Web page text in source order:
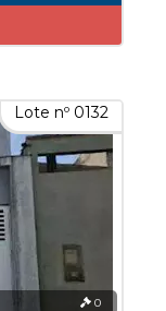
Lote nº 0132
0